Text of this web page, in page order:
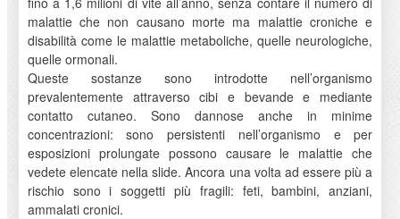
malattie che non causano morte ma malattie croniche e
disabilità come le malattie metaboliche, quelle neurologiche,
quelle ormonali.
Queste sostanze sono introdotte nell’organismo
prevalentemente attraverso cibi e bevande e mediante
contatto cutaneo. Sono dannose anche in minime
concentrazioni: sono persistenti nell’organismo e per
esposizioni prolungate possono causare le malattie che
vedete elencate nella slide. Ancora una volta ad essere più a
rischio sono i soggetti più fragili: feti, bambini, anziani,
ammalati cronici.